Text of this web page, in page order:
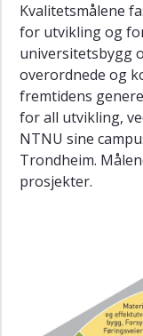
og
utomhus
Mål
Forskning
og
utvikling
Bakgrunn
Kvalitetsmålene
for utvikling og
universitetsbygg
overordnede og
fremtidens
for all utvikling,
NTNU sine
Trondheim.
prosjekter.